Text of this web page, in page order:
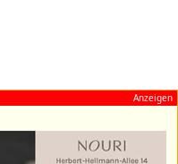
Anzeigen